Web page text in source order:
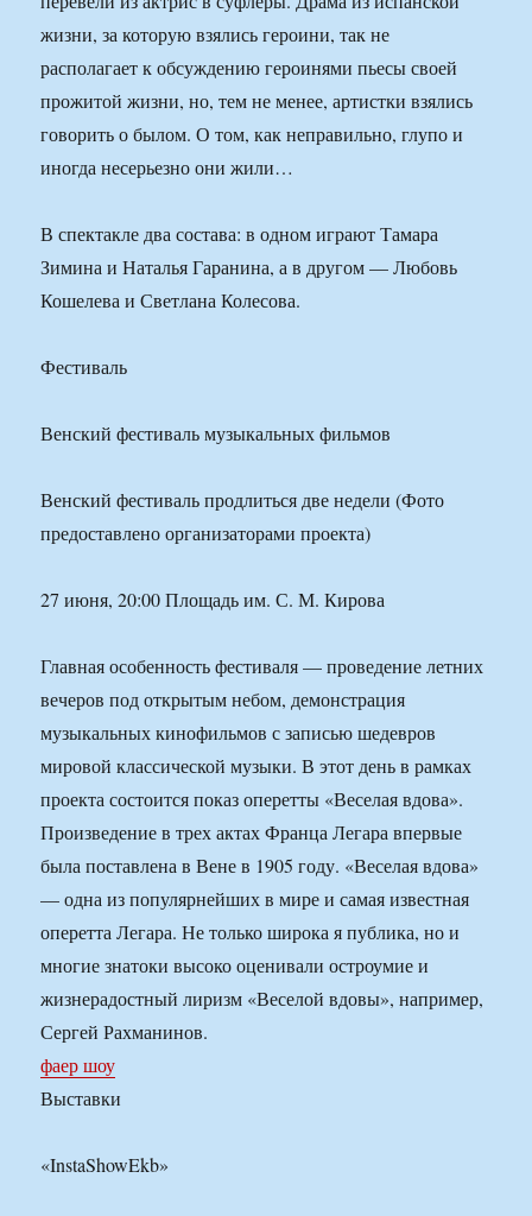
жизни, за которую взялись героини, так не
располагает к обсуждению героинями пьесы своей
прожитой жизни, но, тем не менее, артистки взялись
говорить о былом. О том, как неправильно, глупо и
иногда несерьезно они жили…
В спектакле два состава: в одном играют Тамара
Зимина и Наталья Гаранина, а в другом — Любовь
Кошелева и Светлана Колесова.
Фестиваль
Венский фестиваль музыкальных фильмов
Венский фестиваль продлиться две недели (Фото
предоставлено организаторами проекта)
27 июня, 20:00 Площадь им. С. М. Кирова
Главная особенность фестиваля — проведение летних
вечеров под открытым небом, демонстрация
музыкальных кинофильмов с записью шедевров
мировой классической музыки. В этот день в рамках
проекта состоится показ оперетты «Веселая вдова».
Произведение в трех актах Франца Легара впервые
была поставлена в Вене в 1905 году. «Веселая вдова»
— одна из популярнейших в мире и самая известная
оперетта Легара. Не только широка я публика, но и
многие знатоки высоко оценивали остроумие и
жизнерадостный лиризм «Веселой вдовы», например,
Сергей Рахманинов.
фаер шоу
Выставки
«InstaShowEkb»